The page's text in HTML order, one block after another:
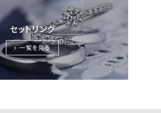
セットリング
一覧を見る